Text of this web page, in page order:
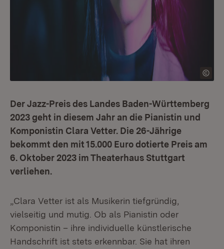
Der Jazz-Preis des Landes Baden-Württemberg
2023 geht in diesem Jahr an die Pianistin und
Komponistin Clara Vetter. Die 26-Jährige
bekommt den mit 15.000 Euro dotierte Preis am
6. Oktober 2023 im Theaterhaus Stuttgart
verliehen.
„Clara Vetter ist als Musikerin tiefgründig,
vielseitig und mutig. Ob als Pianistin oder
Komponistin – ihre individuelle künstlerische
Handschrift ist stets erkennbar. Sie hat ihren